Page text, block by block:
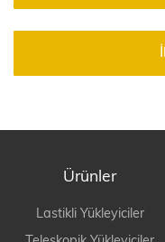
Ürünler
Lastikli Yükleyiciler